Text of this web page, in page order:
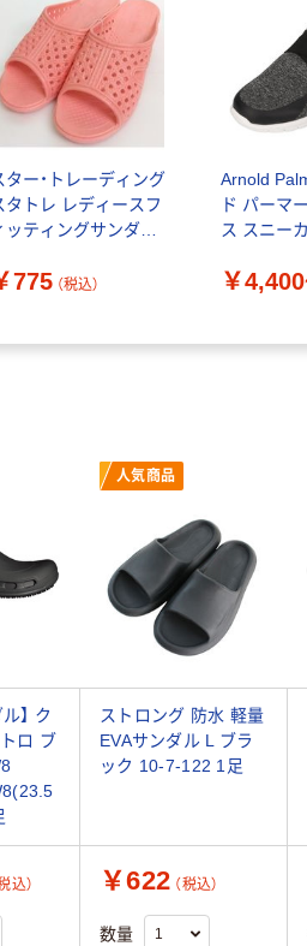
ター・トレーディング
タトレ レディースフ
ッティングサンダル
1343（直送品）
775 （税込）
Arnold
ド パーマ
ス スニー
￥
人気商品
】 ク
ロ ブ
ストロング 防水 軽量
EVAサンダル L ブラ
ック 10-7-122 1足
込） ￥622 （税込）
数量